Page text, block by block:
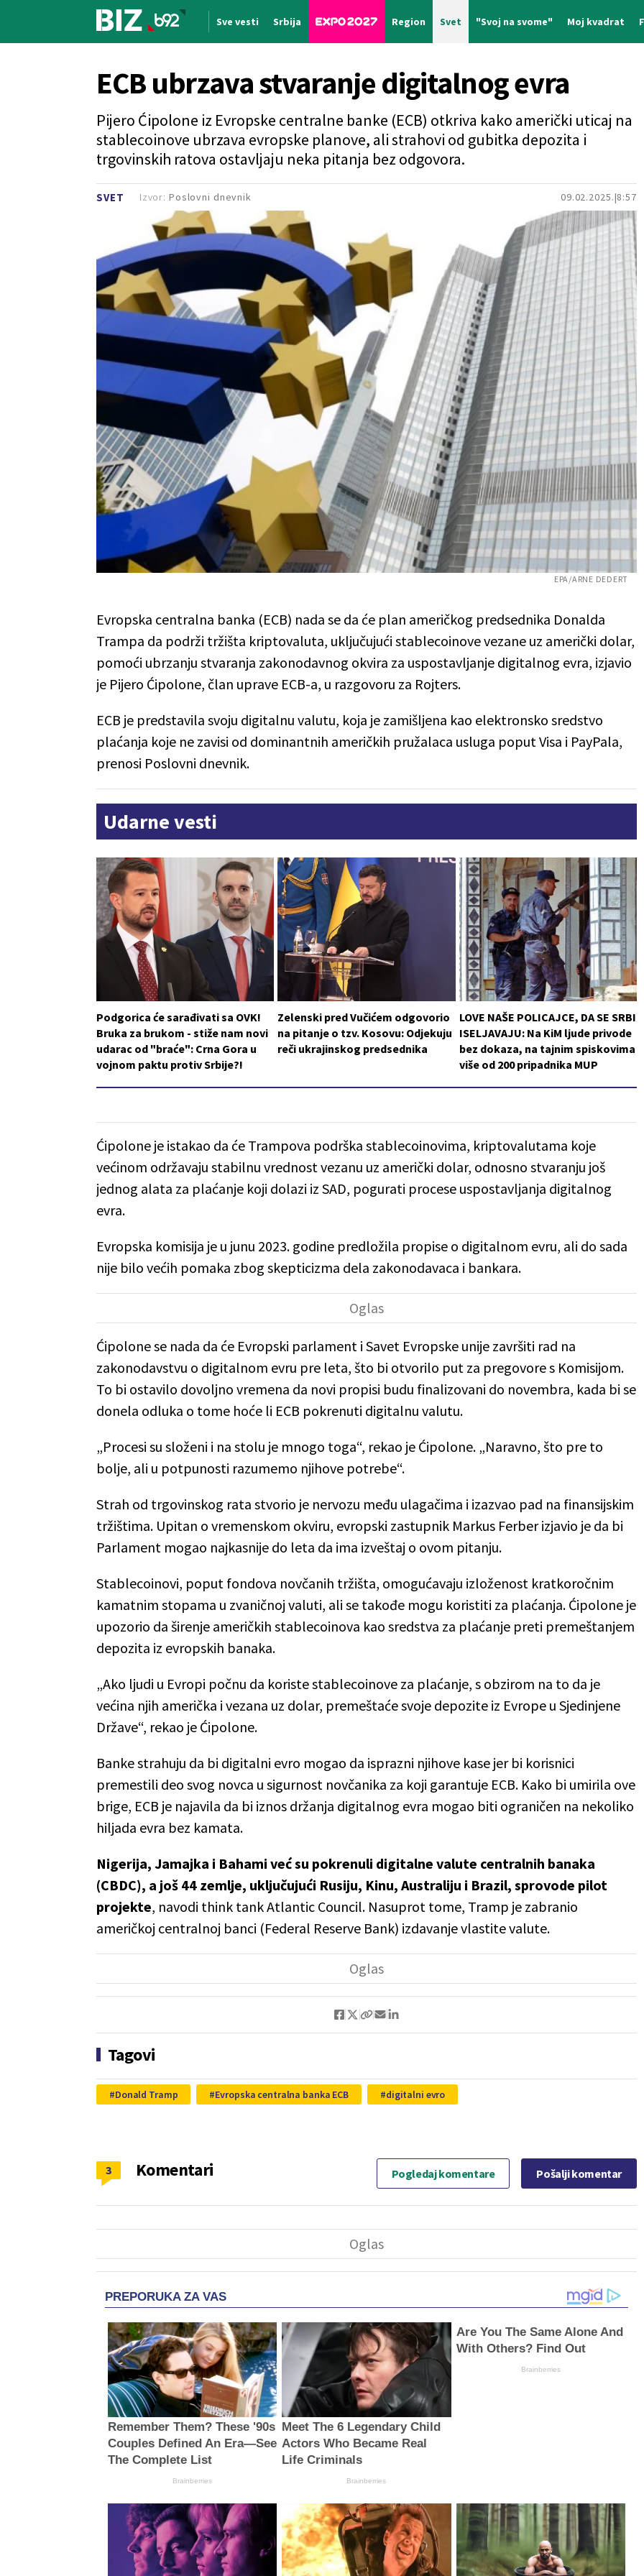
Sve vesti Srbija Region Svet "Svoj na svome" Moj kvadrat
SVET 09.02.2025. 8:57
ECB ubrzava stvaranje digitalnog evra
Pijero Ćipolone iz Evropske centralne banke (ECB) otkriva kako američki uticaj na
stablecoinove ubrzava evropske planove, ali strahovi od gubitka depozita i
trgovinskih ratova ostavljaju neka pitanja bez odgovora.
Izvor: Poslovni dnevnik
EPA/ARNE DEDERT
Evropska centralna banka (ECB) nada se da će plan američkog predsednika Donalda
Trampa da podrži tržišta kriptovaluta, uključujući stablecoinove vezane uz američki dolar,
pomoći ubrzanju stvaranja zakonodavnog okvira za uspostavljanje digitalnog evra, izjavio
je Pijero Ćipolone, član uprave ECB-a, u razgovoru za Rojters.
ECB je predstavila svoju digitalnu valutu, koja je zamišljena kao elektronsko sredstvo
plaćanja koje ne zavisi od dominantnih američkih pružalaca usluga poput Visa i PayPala,
prenosi Poslovni dnevnik.
Udarne vesti
Podgorica će sarađivati sa OVK!
Bruka za brukom - stiže nam novi
udarac od "braće": Crna Gora u
vojnom paktu protiv Srbije?!
Zelenski pred Vučićem odgovorio
na pitanje o tzv. Kosovu: Odjekuju
reči ukrajinskog predsednika
LOVE NAŠE POLICAJCE, DA SE SRBI
ISELJAVAJU: Na KiM ljude privode
bez dokaza, na tajnim spiskovima
više od 200 pripadnika MUP
Ćipolone je istakao da će Trampova podrška stablecoinovima, kriptovalutama koje
većinom održavaju stabilnu vrednost vezanu uz američki dolar, odnosno stvaranju još
jednog alata za plaćanje koji dolazi iz SAD, pogurati procese uspostavljanja digitalnog
evra.
Evropska komisija je u junu 2023. godine predložila propise o digitalnom evru, ali do sada
nije bilo većih pomaka zbog skepticizma dela zakonodavaca i bankara.
Ćipolone se nada da će Evropski parlament i Savet Evropske unije završiti rad na
zakonodavstvu o digitalnom evru pre leta, što bi otvorilo put za pregovore s Komisijom.
To bi ostavilo dovoljno vremena da novi propisi budu finalizovani do novembra, kada bi se
donela odluka o tome hoće li ECB pokrenuti digitalnu valutu.
„Procesi su složeni i na stolu je mnogo toga“, rekao je Ćipolone. „Naravno, što pre to
bolje, ali u potpunosti razumemo njihove potrebe“.
Strah od trgovinskog rata stvorio je nervozu među ulagačima i izazvao pad na finansijskim
tržištima. Upitan o vremenskom okviru, evropski zastupnik Markus Ferber izjavio je da bi
Parlament mogao najkasnije do leta da ima izveštaj o ovom pitanju.
Stablecoinovi, poput fondova novčanih tržišta, omogućavaju izloženost kratkoročnim
kamatnim stopama u zvaničnoj valuti, ali se takođe mogu koristiti za plaćanja. Ćipolone je
upozorio da širenje američkih stablecoinova kao sredstva za plaćanje preti premeštanjem
depozita iz evropskih banaka.
„Ako ljudi u Evropi počnu da koriste stablecoinove za plaćanje, s obzirom na to da je
većina njih američka i vezana uz dolar, premeštaće svoje depozite iz Evrope u Sjedinjene
Države“, rekao je Ćipolone.
Banke strahuju da bi digitalni evro mogao da isprazni njihove kase jer bi korisnici
premestili deo svog novca u sigurnost novčanika za koji garantuje ECB. Kako bi umirila ove
brige, ECB je najavila da bi iznos držanja digitalnog evra mogao biti ograničen na nekoliko
hiljada evra bez kamata.
Nigerija, Jamajka i Bahami već su pokrenuli digitalne valute centralnih banaka
(CBDC), a još 44 zemlje, uključujući Rusiju, Kinu, Australiju i Brazil, sprovode pilot
projekte, navodi think tank Atlantic Council. Nasuprot tome, Tramp je zabranio
američkoj centralnoj banci (Federal Reserve Bank) izdavanje vlastite valute.
Tagovi
Donald Tramp Evropska centralna banka ECB digitalni evro
Komentari
3 Pogledaj komentare Pošalji komentar
PREPORUKA ZA VAS
Remember Them? These '90s
Couples Defined An Era—See
The Complete List
Brainberries
Meet The 6 Legendary Child
Actors Who Became Real
Life Criminals
Brainberries
Are You The Same Alone And
With Others? Find Out
Brainberries